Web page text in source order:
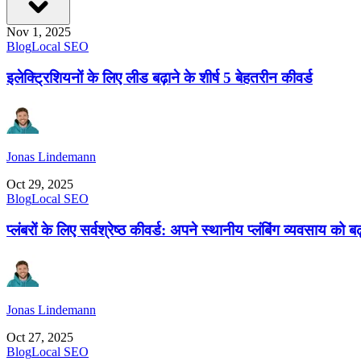
Nov 1, 2025
BlogLocal SEO
इलेक्ट्रिशियनों के लिए लीड बढ़ाने के शीर्ष 5 बेहतरीन कीवर्ड
Jonas Lindemann
Oct 29, 2025
BlogLocal SEO
प्लंबरों के लिए सर्वश्रेष्ठ कीवर्ड: अपने स्थानीय प्लंबिंग व्यवसाय को
Jonas Lindemann
Oct 27, 2025
BlogLocal SEO